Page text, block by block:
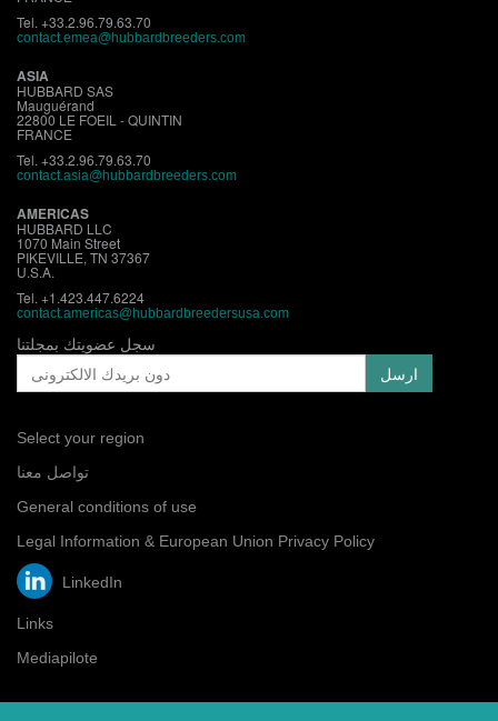
Tel. +33.2.96.79.63.70
contact.emea@hubbardbreeders.com
ASIA
HUBBARD SAS
Mauguérand
22800 LE FOEIL - QUINTIN
FRANCE
Tel. +33.2.96.79.63.70
contact.asia@hubbardbreeders.com
AMERICAS
HUBBARD LLC
1070 Main Street
PIKEVILLE, TN 37367
U.S.A.
Tel. +1.423.447.6224
contact.americas@hubbardbreedersusa.com
سجل عضويتك بمجلتنا
Select your region
تواصل معنا
General conditions of use
Legal Information & European Union Privacy Policy
LinkedIn
Links
Mediapilote